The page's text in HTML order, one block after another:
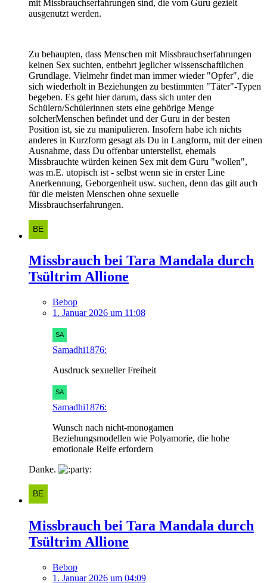
mit Missbrauchserfahrungen sind, die vom Guru gezielt
ausgenutzt werden.
Zu behaupten, dass Menschen mit Missbrauchserfahrungen
keinen Sex suchten, entbehrt jeglicher wissenschaftlichen
Grundlage. Vielmehr findet man immer wieder "Opfer", die
sich wiederholt in Beziehungen zu bestimmten "Täter"-Typen
begeben. Es geht hier darum, dass sich unter den
Schülern/Schülerinnen stets eine gehörige Menge
solcherMenschen befindet und der Guru in der besten
Position ist, sie zu manipulieren. Insofern habe ich nichts
anderes in Kurzform gesagt als Du in Langform, mit der einen
Ausnahme, dass Du offenbar unterstellst, ehemals
Missbrauchte würden keinen Sex mit dem Guru "wollen",
was m.E. utopisch ist - selbst wenn sie in erster Line
Anerkennung, Geborgenheit usw. suchen, denn das gilt auch
für die meisten Menschen ohne sexuelle
Missbrauchserfahrungen.
Missbrauch bei Tara Mandala durch
Tsültrim Allione
Bebop
1. Januar 2026 um 11:08
Samadhi1876:
Ausdruck sexueller Freiheit
Samadhi1876:
Wunsch nach nicht-monogamen
Beziehungsmodellen wie Polyamorie, die hohe
emotionale Reife erfordern
Danke.
Missbrauch bei Tara Mandala durch
Tsültrim Allione
Bebop
1. Januar 2026 um 04:09